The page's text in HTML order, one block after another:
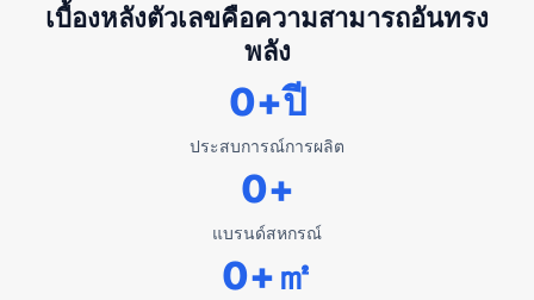
เบื้องหลังตัวเลขคือความสามารถอันทรง
พลัง
ประสบการณ์การผลิต
0+ปี
แบรนด์สหกรณ์
0+
0+㎡